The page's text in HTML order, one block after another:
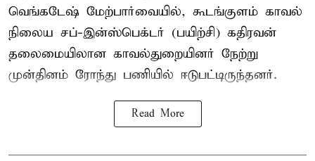
வெங்கடேஷ் மேற்பார்வையில், கூடங்குளம் காவல்
நிலைய சப்-இன்ஸ்பெக்டர் (பயிற்சி) கதிரவன்
தலைமையிலான காவல்துறையினர் நேற்று
முன்தினம் ரோந்து பணியில் ஈடுபட்டிருந்தனர்.
Read More